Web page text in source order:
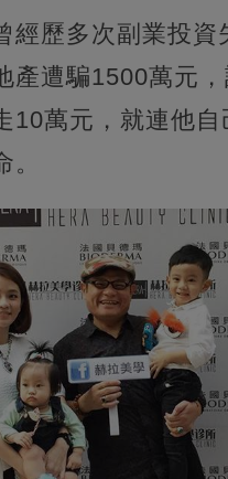
經歷多次副業投資
產遭騙1500萬元
10萬元，就連他自